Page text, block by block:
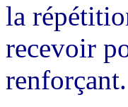
la
recevoir
renforçant.